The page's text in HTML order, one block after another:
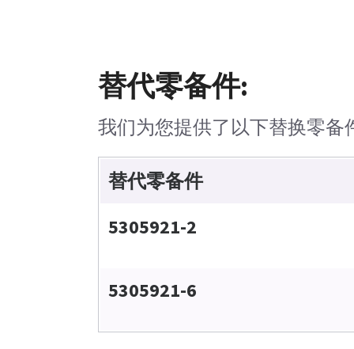
替代零备件:
我们为您提供了以下替换零
替代零备件
5305921-2
5305921-6